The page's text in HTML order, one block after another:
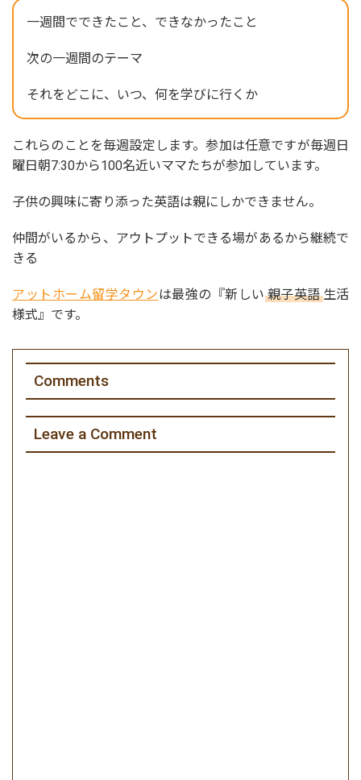
一週間でできたこと、できなかったこと
次の一週間のテーマ
それをどこに、いつ、何を学びに行くか
これらのことを毎週設定します。参加は任意ですが毎週日
曜日朝7:30から100名近いママたちが参加しています。
子供の興味に寄り添った英語は親にしかできません。
仲間がいるから、アウトプットできる場があるから継続で
きる
アットホーム留学タウンは最強の『新しい 親子英語生活
様式』です。
Comments
Leave a Comment